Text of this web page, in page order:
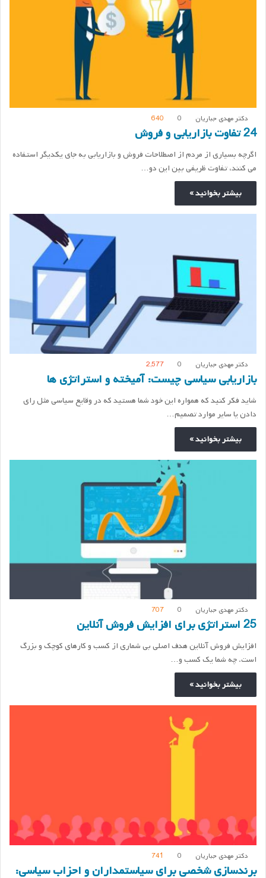
دکتر مهدی جباریان 0
640
24 تفاوت بازاریابی و فروش
اگرچه بسیاری از مردم از اصطلاحات فروش و بازاریابی به جای یکدیگر استفاده
می کنند، تفاوت ظریفی بین این دو…
بیشتر بخوانید »
دکتر مهدی جباریان 0
2,577
بازاریابی سیاسی چیست: آمیخته و استراتژی ها
شاید فکر کنید که همواره این خود شما هستید که در وقایع سیاسی مثل رای
دادن یا سایر موارد تصمیم…
بیشتر بخوانید »
دکتر مهدی جباریان 0
707
25 استراتژی برای افزایش فروش آنلاین
افزایش فروش آنلاین هدف اصلی بی شماری از کسب و کارهای کوچک و بزرگ
است. چه شما یک کسب و…
بیشتر بخوانید »
دکتر مهدی جباریان 0
741
برندسازی شخصی برای سیاستمداران و احزاب سیاسی: